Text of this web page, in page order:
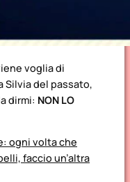
voglia di
Silvia del passato,
dirmi: NON LO
ogni volta che
faccio un’altra